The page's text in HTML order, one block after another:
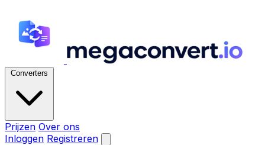
Converters
Prijzen Over ons
Inloggen Registreren